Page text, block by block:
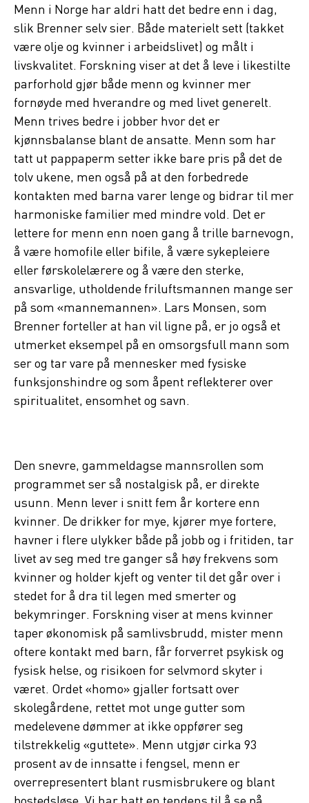
Menn i Norge har aldri hatt det bedre enn i dag,
slik Brenner selv sier. Både materielt sett (takket
være olje og kvinner i arbeidslivet) og målt i
livskvalitet. Forskning viser at det å leve i likestilte
parforhold gjør både menn og kvinner mer
fornøyde med hverandre og med livet generelt.
Menn trives bedre i jobber hvor det er
kjønnsbalanse blant de ansatte. Menn som har
tatt ut pappaperm setter ikke bare pris på det de
tolv ukene, men også på at den forbedrede
kontakten med barna varer lenge og bidrar til mer
harmoniske familier med mindre vold. Det er
lettere for menn enn noen gang å trille barnevogn,
å være homofile eller bifile, å være sykepleiere
eller førskolelærere og å være den sterke,
ansvarlige, utholdende friluftsmannen mange ser
på som «mannemannen». Lars Monsen, som
Brenner forteller at han vil ligne på, er jo også et
utmerket eksempel på en omsorgsfull mann som
ser og tar vare på mennesker med fysiske
funksjonshindre og som åpent reflekterer over
spiritualitet, ensomhet og savn.
Den snevre, gammeldagse mannsrollen som
programmet ser så nostalgisk på, er direkte
usunn. Menn lever i snitt fem år kortere enn
kvinner. De drikker for mye, kjører mye fortere,
havner i flere ulykker både på jobb og i fritiden, tar
livet av seg med tre ganger så høy frekvens som
kvinner og holder kjeft og venter til det går over i
stedet for å dra til legen med smerter og
bekymringer. Forskning viser at mens kvinner
taper økonomisk på samlivsbrudd, mister menn
oftere kontakt med barn, får forverret psykisk og
fysisk helse, og risikoen for selvmord skyter i
været. Ordet «homo» gjaller fortsatt over
skolegårdene, rettet mot unge gutter som
medelevene dømmer at ikke oppfører seg
tilstrekkelig «guttete». Menn utgjør cirka 93
prosent av de innsatte i fengsel, menn er
overrepresentert blant rusmisbrukere og blant